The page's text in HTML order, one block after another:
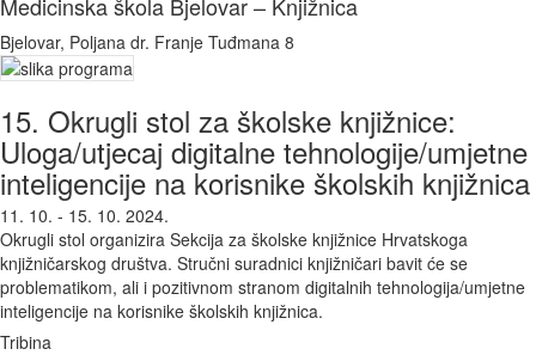
Bjelovar, Poljana dr. Franje Tuđmana 8
15. Okrugli stol za školske knjižnice:
Uloga/utjecaj digitalne tehnologije/umjetne
inteligencije na korisnike školskih knjižnica
11. 10. - 15. 10. 2024.
Okrugli stol organizira Sekcija za školske knjižnice Hrvatskoga
knjižničarskog društva. Stručni suradnici knjižničari bavit će se
problematikom, ali i pozitivnom stranom digitalnih tehnologija/umjetne
inteligencije na korisnike školskih knjižnica.
Tribina